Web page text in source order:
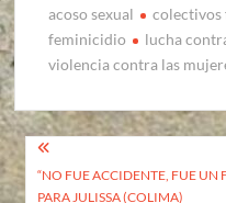
acoso sexual colectivos
feminicidio
lucha
violencia contra las
Navegación
de“NO FUE ACCIDENTE, FUE
PARA JULISSA (COLIMA)